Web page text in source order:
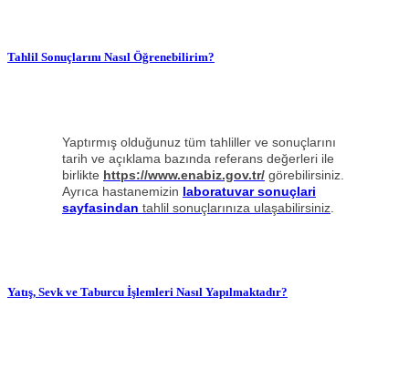
Tahlil Sonuçlarını Nasıl Öğrenebilirim?
Yaptırmış olduğunuz tüm tahliller ve sonuçlarını
tarih ve açıklama bazında referans değerleri ile
birlikte https://www.enabiz.gov.tr/ görebilirsiniz.
Ayrıca hastanemizin laboratuvar sonuçlari
sayfasindan tahlil sonuçlarınıza ulaşabilirsiniz
Yatış, Sevk ve Taburcu İşlemleri Nasıl Yapılmaktadır?